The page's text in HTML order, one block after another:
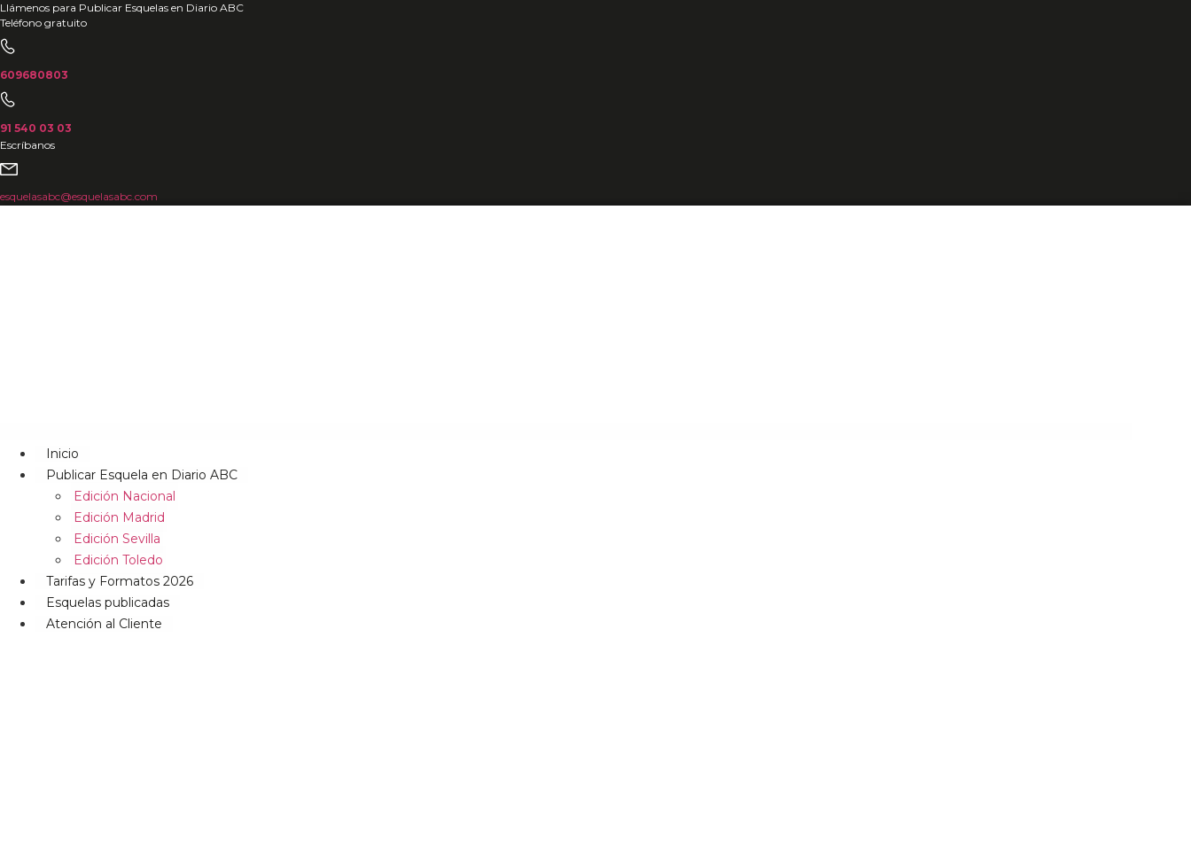
Ir
al
contenido
Llámenos para Publicar Esquelas en Diario ABC
Teléfono gratuito
609680803
91 540 03 03
Escríbanos
esquelasabc@esquelasabc.com
Inicio
Publicar Esquela en Diario ABC
Edición Nacional
Edición Madrid
Edición Sevilla
Edición Toledo
Tarifas y Formatos 2026
Esquelas publicadas
Atención al Cliente